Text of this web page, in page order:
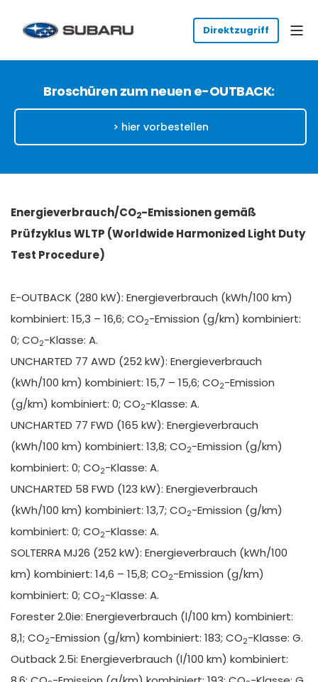
Broschüren zum neuen e-OUTBACK:
> hier vorbestellen
Energieverbrauch/CO2-Emissionen gemäß
Prüfzyklus WLTP (Worldwide Harmonized Light Duty
Test Procedure)
E-OUTBACK (280 kW): Energieverbrauch (kWh/100 km)
kombiniert: 15,3 – 16,6; CO2-Emission (g/km) kombiniert:
0; CO2-Klasse: A.
UNCHARTED 77 AWD (252 kW): Energieverbrauch
(kWh/100 km) kombiniert: 15,7 – 15,6; CO2-Emission
(g/km) kombiniert: 0; CO2-Klasse: A.
UNCHARTED 77 FWD (165 kW): Energieverbrauch
(kWh/100 km) kombiniert: 13,8; CO2-Emission (g/km)
kombiniert: 0; CO2-Klasse: A.
UNCHARTED 58 FWD (123 kW): Energieverbrauch
(kWh/100 km) kombiniert: 13,7; CO2-Emission (g/km)
kombiniert: 0; CO2-Klasse: A.
SOLTERRA MJ26 (252 kW): Energieverbrauch (kWh/100
km) kombiniert: 14,6 – 15,8; CO2-Emission (g/km)
kombiniert: 0; CO2-Klasse: A.
Forester 2.0ie: Energieverbrauch (l/100 km) kombiniert:
8,1; CO2-Emission (g/km) kombiniert: 183; CO2-Klasse: G.
Outback 2.5i: Energieverbrauch (l/100 km) kombiniert: